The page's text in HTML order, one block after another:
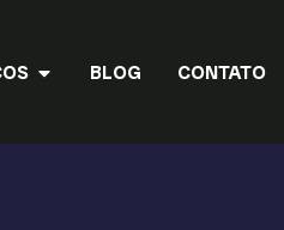
BLOG CONTATO